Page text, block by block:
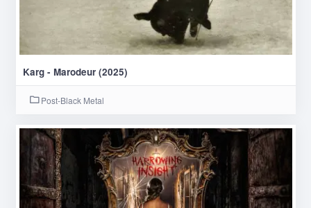
Karg - Marodeur (2025)
Post-Black Metal